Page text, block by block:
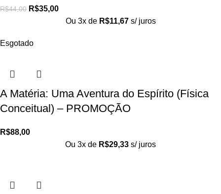
R$44,00 R$35,00
Ou 3x de R$11,67 s/ juros
Esgotado
A Matéria: Uma Aventura do Espírito (Física
Conceitual) – PROMOÇÃO
R$88,00
Ou 3x de R$29,33 s/ juros